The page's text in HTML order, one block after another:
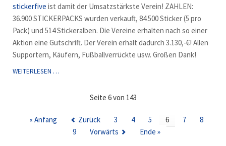
stickerfive ist damit der Umsatzstärkste Verein! ZAHLEN:
36.900 STICKERPACKS wurden verkauft, 84.500 Sticker (5 pro
Pack) und 514 Stickeralben. Die Vereine erhalten nach so einer
Aktion eine Gutschrift. Der Verein erhält dadurch 3.130,-€! Allen
Supportern, Käufern, Fußballverrückte usw. Großen Dank!
WEITERLESEN …VFB
Seite 6 von 143
« Anfang Zurück 3 4 5 6 7
8
9
Vorwärts Ende »